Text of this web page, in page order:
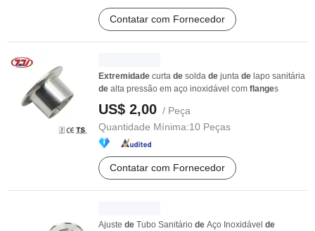
Contatar com Fornecedor
Extremidade curta de solda de junta de lapo sanitária
de alta pressão em aço inoxidável com flanges
US$ 2,00 / Peça
Quantidade Mínima:10 Peças
Contatar com Fornecedor
Ajuste de Tubo Sanitário de Aço Inoxidável de